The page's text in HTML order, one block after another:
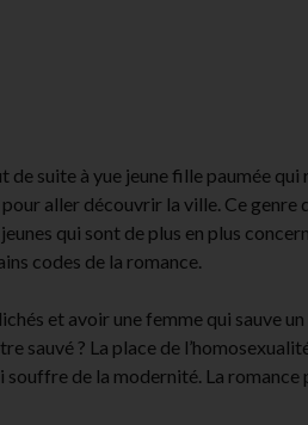
de suite à yue jeune fille paumée
aller découvrir la ville. Ce genre
qui sont de plus en plus
codes de la romance.
et avoir une femme qui sauve
sauvé ? La place de
de la modernité. La romance